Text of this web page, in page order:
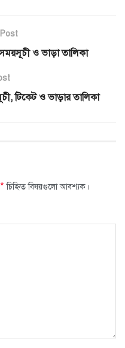
সময়সূচী ও ভাড়া তালিকা
টিকেট ও ভাড়ার তালিকা
* চিহ্নিত বিষয়গুলো আবশ্যক।